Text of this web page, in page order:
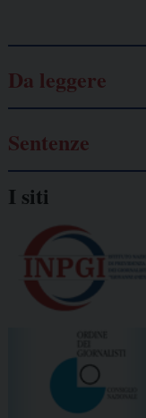
Da leggere
Sentenze
I siti